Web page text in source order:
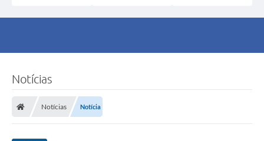
Notícias
Notícias Notícia